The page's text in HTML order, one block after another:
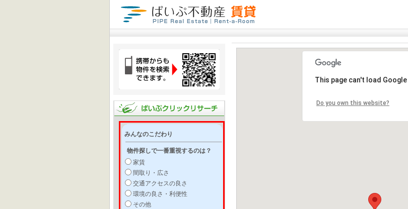
みんなのこだわり
物件探しで一番重視するのは？
家賃
間取り・広さ
交通アクセスの良さ
環境の良さ・利便性
その他
This page can't load
Do you own this website?